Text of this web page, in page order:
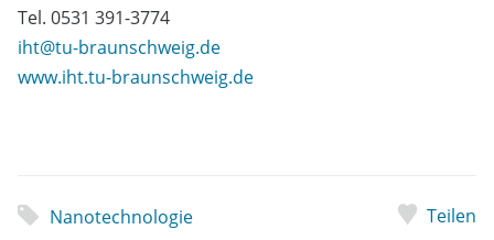
Tel. 0531 391-3774
iht@tu-braunschweig.de
www.iht.tu-braunschweig.de
Nanotechnologie Teilen